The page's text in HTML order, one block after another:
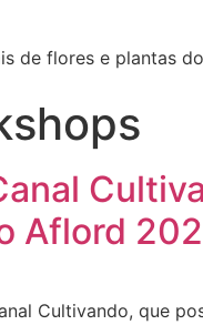
de flores e plantas
Aflord
Cultivando, que